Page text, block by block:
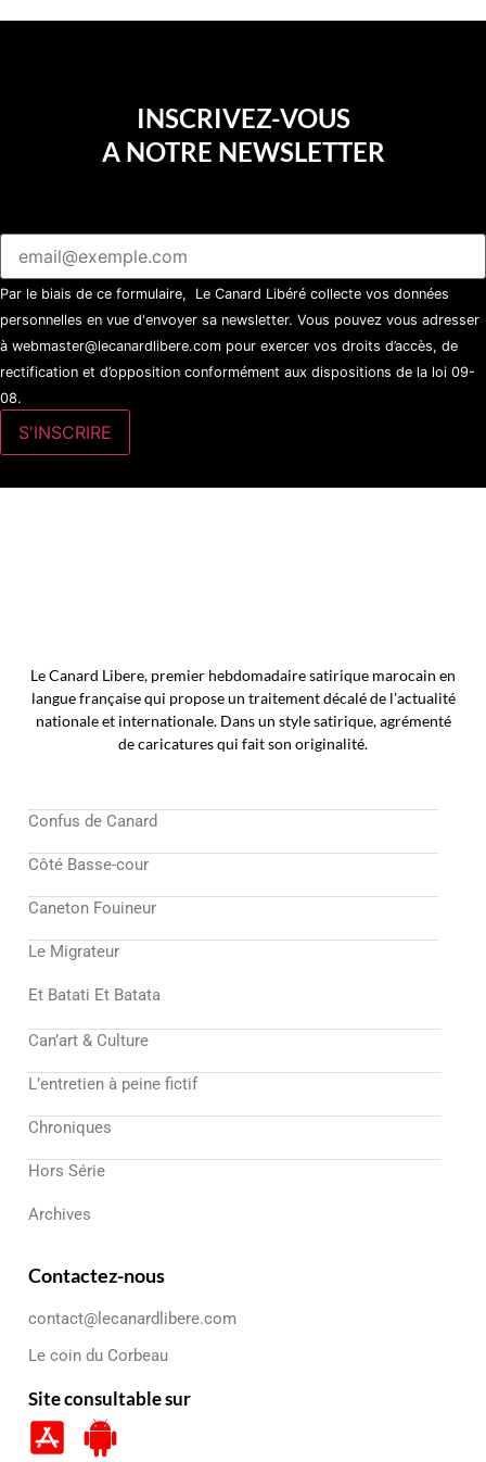
INSCRIVEZ-VOUS
A NOTRE NEWSLETTER
Par le biais de ce formulaire, Le Canard Libéré collecte vos données
personnelles en vue d'envoyer sa newsletter. Vous pouvez vous adresser
à webmaster@lecanardlibere.com pour exercer vos droits d’accès, de
rectification et d’opposition conformément aux dispositions de la loi 09-
08.
Le Canard Libere, premier hebdomadaire satirique marocain en
langue française qui propose un traitement décalé de l’actualité
nationale et internationale. Dans un style satirique, agrémenté
de caricatures qui fait son originalité.
Confus de Canard
Côté Basse-cour
Caneton Fouineur
Le Migrateur
Et Batati Et Batata
Can’art & Culture
L’entretien à peine fictif
Chroniques
Hors Série
Archives
Contactez-nous
contact@lecanardlibere.com
Le coin du Corbeau
Site consultable sur